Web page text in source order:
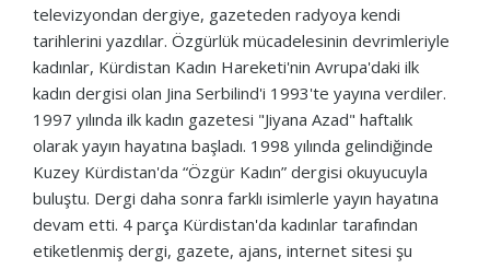
televizyondan dergiye, gazeteden radyoya kendi
tarihlerini yazdılar. Özgürlük mücadelesinin devrimleriyle
kadınlar, Kürdistan Kadın Hareketi'nin Avrupa'daki ilk
kadın dergisi olan Jina Serbilind'i 1993'te yayına verdiler.
1997 yılında ilk kadın gazetesi "Jiyana Azad" haftalık
olarak yayın hayatına başladı. 1998 yılında gelindiğinde
Kuzey Kürdistan'da “Özgür Kadın” dergisi okuyucuyla
buluştu. Dergi daha sonra farklı isimlerle yayın hayatına
devam etti. 4 parça Kürdistan'da kadınlar tarafından
etiketlenmiş dergi, gazete, ajans, internet sitesi şu